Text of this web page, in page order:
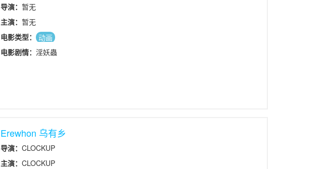
导演： 暂无
主演： 暂无
电影类型：
动画
电影剧情： 淫妖蟲
Erewhon 乌有乡
导演： CLOCKUP
主演： CLOCKUP